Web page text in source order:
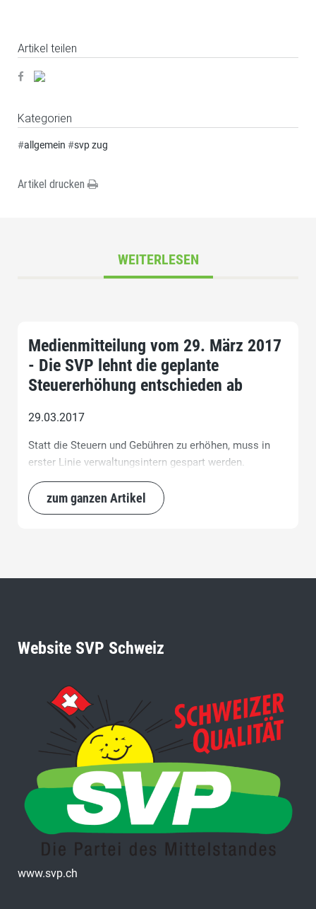
Artikel teilen
Kategorien
#allgemein #svp zug
Artikel drucken
WEITERLESEN
Medienmitteilung vom 29. März 2017
- Die SVP lehnt die geplante
Steuererhöhung entschieden ab
29.03.2017
Statt die Steuern und Gebühren zu erhöhen, muss in
erster Linie verwaltungsintern gespart werden.
zum ganzen Artikel
Website SVP Schweiz
www.svp.ch